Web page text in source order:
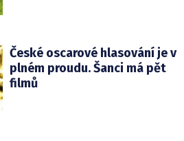
České oscarové hlasování je v
plném proudu. Šanci má pět
filmů